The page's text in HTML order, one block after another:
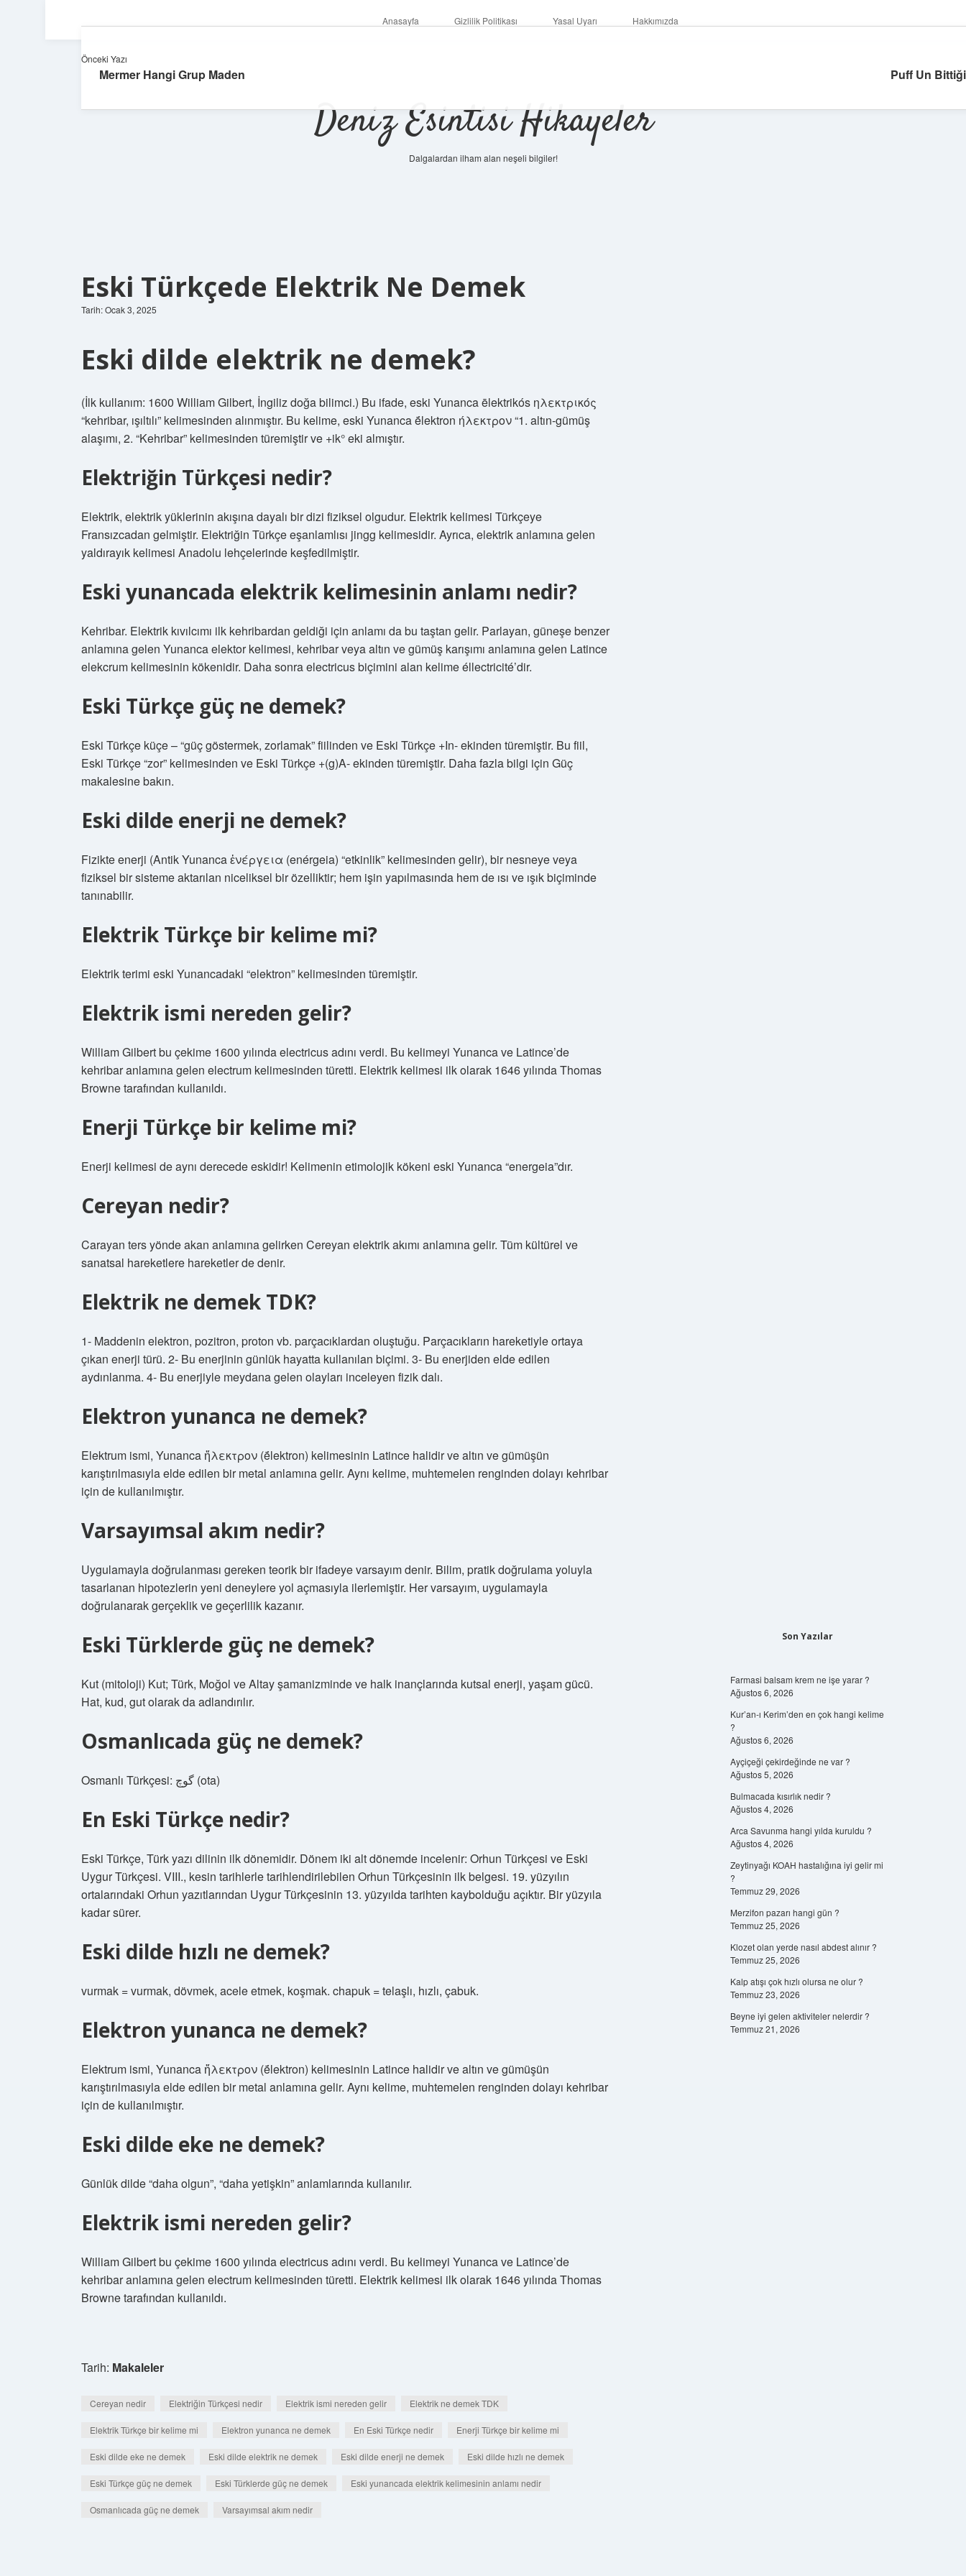
Anasayfa Gizlilik Politikası Yasal Uyarı Hakkımızda
Deniz Esintisi Hikayeler
Dalgalardan ilham alan neşeli bilgiler!
Eski Türkçede Elektrik Ne Demek
Tarih: Ocak 3, 2025
Eski dilde elektrik ne demek?
(İlk kullanım: 1600 William Gilbert, İngiliz doğa bilimci.) Bu ifade, eski Yunanca ēlektrikós ηλεκτρικός
“kehribar, ışıltılı” kelimesinden alınmıştır. Bu kelime, eski Yunanca ḗlektron ήλεκτρον “1. altın-gümüş
alaşımı, 2. “Kehribar” kelimesinden türemiştir ve +ik° eki almıştır.
Elektriğin Türkçesi nedir?
Elektrik, elektrik yüklerinin akışına dayalı bir dizi fiziksel olgudur. Elektrik kelimesi Türkçeye
Fransızcadan gelmiştir. Elektriğin Türkçe eşanlamlısı jingg kelimesidir. Ayrıca, elektrik anlamına gelen
yaldırayık kelimesi Anadolu lehçelerinde keşfedilmiştir.
Eski yunancada elektrik kelimesinin anlamı nedir?
Kehribar. Elektrik kıvılcımı ilk kehribardan geldiği için anlamı da bu taştan gelir. Parlayan, güneşe benzer
anlamına gelen Yunanca elektor kelimesi, kehribar veya altın ve gümüş karışımı anlamına gelen Latince
elekcrum kelimesinin kökenidir. Daha sonra electricus biçimini alan kelime éllectricité’dir.
Eski Türkçe güç ne demek?
Eski Türkçe küçe – “güç göstermek, zorlamak” fiilinden ve Eski Türkçe +In- ekinden türemiştir. Bu fiil,
Eski Türkçe “zor” kelimesinden ve Eski Türkçe +(g)A- ekinden türemiştir. Daha fazla bilgi için Güç
makalesine bakın.
Eski dilde enerji ne demek?
Fizikte enerji (Antik Yunanca ἐνέργεια (enérgeia) “etkinlik” kelimesinden gelir), bir nesneye veya
fiziksel bir sisteme aktarılan niceliksel bir özelliktir; hem işin yapılmasında hem de ısı ve ışık biçiminde
tanınabilir.
Elektrik Türkçe bir kelime mi?
Elektrik terimi eski Yunancadaki “elektron” kelimesinden türemiştir.
Elektrik ismi nereden gelir?
William Gilbert bu çekime 1600 yılında electricus adını verdi. Bu kelimeyi Yunanca ve Latince’de
kehribar anlamına gelen electrum kelimesinden türetti. Elektrik kelimesi ilk olarak 1646 yılında Thomas
Browne tarafından kullanıldı.
Enerji Türkçe bir kelime mi?
Enerji kelimesi de aynı derecede eskidir! Kelimenin etimolojik kökeni eski Yunanca “energeia”dır.
Cereyan nedir?
Carayan ters yönde akan anlamına gelirken Cereyan elektrik akımı anlamına gelir. Tüm kültürel ve
sanatsal hareketlere hareketler de denir.
Elektrik ne demek TDK?
1- Maddenin elektron, pozitron, proton vb. parçacıklardan oluştuğu. Parçacıkların hareketiyle ortaya
çıkan enerji türü. 2- Bu enerjinin günlük hayatta kullanılan biçimi. 3- Bu enerjiden elde edilen
aydınlanma. 4- Bu enerjiyle meydana gelen olayları inceleyen fizik dalı.
Elektron yunanca ne demek?
Elektrum ismi, Yunanca ἤλεκτρον (ḗlektron) kelimesinin Latince halidir ve altın ve gümüşün
karıştırılmasıyla elde edilen bir metal anlamına gelir. Aynı kelime, muhtemelen renginden dolayı kehribar
için de kullanılmıştır.
Varsayımsal akım nedir?
Uygulamayla doğrulanması gereken teorik bir ifadeye varsayım denir. Bilim, pratik doğrulama yoluyla
tasarlanan hipotezlerin yeni deneylere yol açmasıyla ilerlemiştir. Her varsayım, uygulamayla
doğrulanarak gerçeklik ve geçerlilik kazanır.
Eski Türklerde güç ne demek?
Kut (mitoloji) Kut; Türk, Moğol ve Altay şamanizminde ve halk inançlarında kutsal enerji, yaşam gücü.
Hat, kud, gut olarak da adlandırılır.
Osmanlıcada güç ne demek?
Osmanlı Türkçesi: گوچ‎ (ota)
En Eski Türkçe nedir?
Eski Türkçe, Türk yazı dilinin ilk dönemidir. Dönem iki alt dönemde incelenir: Orhun Türkçesi ve Eski
Uygur Türkçesi. VIII., kesin tarihlerle tarihlendirilebilen Orhun Türkçesinin ilk belgesi. 19. yüzyılın
ortalarındaki Orhun yazıtlarından Uygur Türkçesinin 13. yüzyılda tarihten kaybolduğu açıktır. Bir yüzyıla
kadar sürer.
Eski dilde hızlı ne demek?
vurmak = vurmak, dövmek, acele etmek, koşmak. chapuk = telaşlı, hızlı, çabuk.
Elektron yunanca ne demek?
Elektrum ismi, Yunanca ἤλεκτρον (ḗlektron) kelimesinin Latince halidir ve altın ve gümüşün
karıştırılmasıyla elde edilen bir metal anlamına gelir. Aynı kelime, muhtemelen renginden dolayı kehribar
için de kullanılmıştır.
Eski dilde eke ne demek?
Günlük dilde “daha ​​olgun”, “daha ​​yetişkin” anlamlarında kullanılır.
Elektrik ismi nereden gelir?
William Gilbert bu çekime 1600 yılında electricus adını verdi. Bu kelimeyi Yunanca ve Latince’de
kehribar anlamına gelen electrum kelimesinden türetti. Elektrik kelimesi ilk olarak 1646 yılında Thomas
Browne tarafından kullanıldı.
Tarih: Makaleler
Cereyan nedir Elektriğin Türkçesi nedir Elektrik ismi nereden gelir Elektrik ne demek TDK
Elektrik Türkçe bir kelime mi Elektron yunanca ne demek En Eski Türkçe nedir Enerji Türkçe bir kelime mi
Eski dilde eke ne demek Eski dilde elektrik ne demek Eski dilde enerji ne demek Eski dilde hızlı ne demek
Eski Türkçe güç ne demek Eski Türklerde güç ne demek Eski yunancada elektrik kelimesinin anlamı nedir
Osmanlıcada güç ne demek Varsayımsal akım nedir
Önceki Yazı
Mermer Hangi Grup Maden Puff Un
Son Yazılar
Farmasi balsam krem ne işe yarar ?
Ağustos 6, 2026
Kur’an-ı Kerim’den en çok hangi kelime
?
Ağustos 6, 2026
Ayçiçeği çekirdeğinde ne var ?
Ağustos 5, 2026
Bulmacada kısırlık nedir ?
Ağustos 4, 2026
Arca Savunma hangi yılda kuruldu ?
Ağustos 4, 2026
Zeytinyağı KOAH hastalığına iyi gelir mi
?
Temmuz 29, 2026
Merzifon pazarı hangi gün ?
Temmuz 25, 2026
Klozet olan yerde nasıl abdest alınır ?
Temmuz 25, 2026
Kalp atışı çok hızlı olursa ne olur ?
Temmuz 23, 2026
Beyne iyi gelen aktiviteler nelerdir ?
Temmuz 21, 2026